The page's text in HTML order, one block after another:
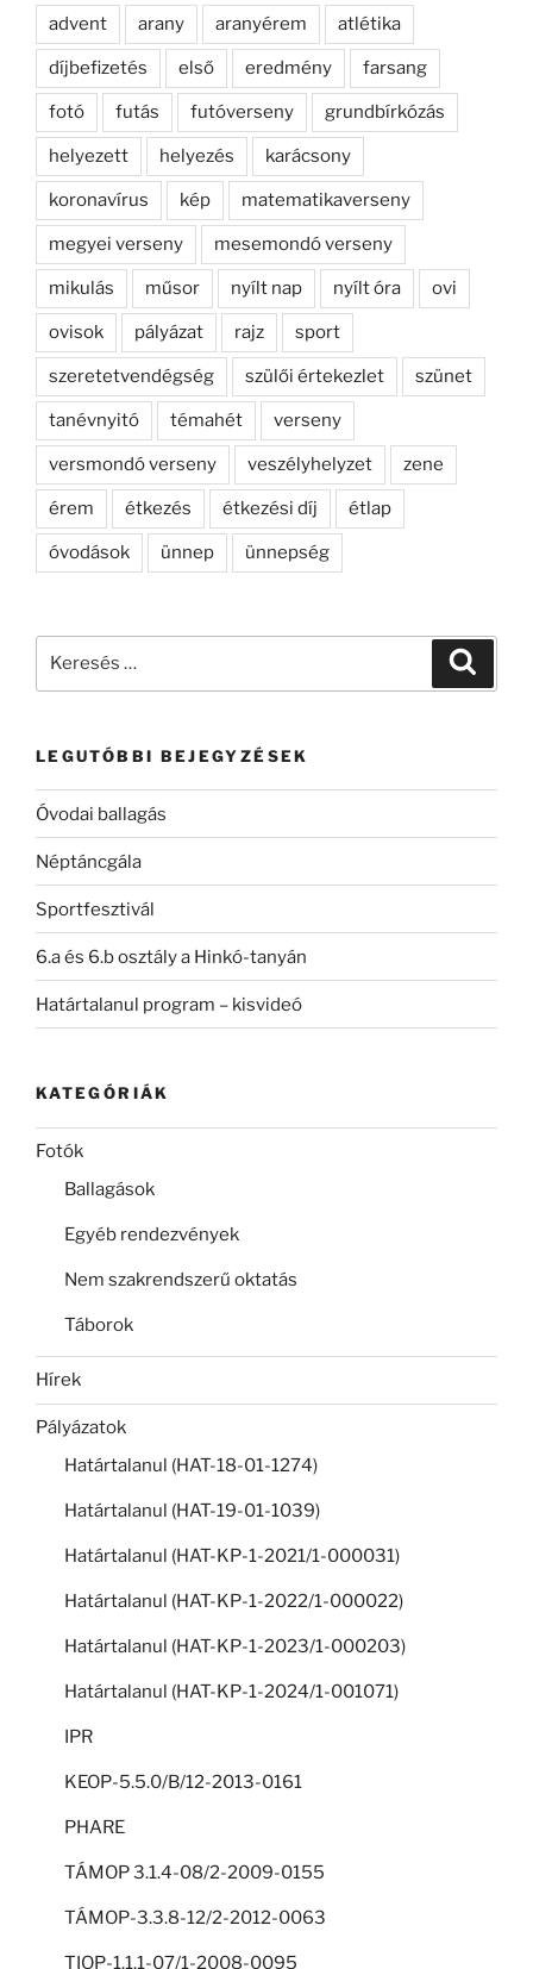
advent arany aranyérem atlétika
díjbefizetés első eredmény farsang
fotó futás futóverseny grundbírkózás
helyezett helyezés karácsony
koronavírus kép matematikaverseny
megyei verseny mesemondó verseny
mikulás műsor nyílt nap nyílt óra ovi
ovisok pályázat rajz sport
szeretetvendégség szülői értekezlet szünet
tanévnyitó témahét verseny
versmondó verseny veszélyhelyzet zene
érem étkezés étkezési díj étlap
óvodások ünnep ünnepség
LEGUTÓBBI BEJEGYZÉSEK
Óvodai ballagás
Néptáncgála
Sportfesztivál
6.a és 6.b osztály a Hinkó-tanyán
Határtalanul program – kisvideó
KATEGÓRIÁK
Fotók
Ballagások
Egyéb rendezvények
Nem szakrendszerű oktatás
Táborok
Hírek
Pályázatok
Határtalanul (HAT-18-01-1274)
Határtalanul (HAT-19-01-1039)
Határtalanul (HAT-KP-1-2021/1-000031)
Határtalanul (HAT-KP-1-2022/1-000022)
Határtalanul (HAT-KP-1-2023/1-000203)
Határtalanul (HAT-KP-1-2024/1-001071)
IPR
KEOP-5.5.0/B/12-2013-0161
PHARE
TÁMOP 3.1.4-08/2-2009-0155
TÁMOP-3.3.8-12/2-2012-0063
TIOP-1.1.1-07/1-2008-0095